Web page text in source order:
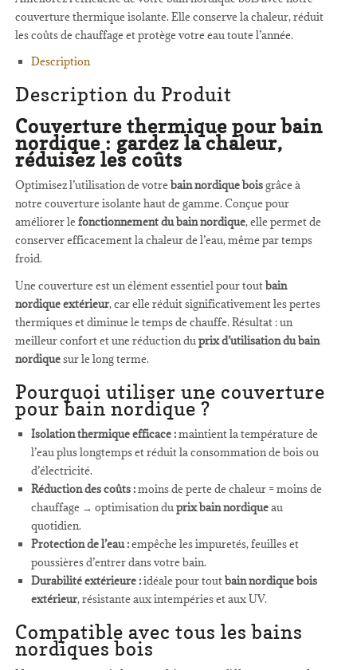
couverture thermique isolante. Elle conserve la chaleur, réduit
les coûts de chauffage et protège votre eau toute l’année.
Description
Description du Produit
Couverture thermique pour bain
nordique : gardez la chaleur,
réduisez les coûts
Optimisez l’utilisation de votrebain nordique boisgrâce à
notre couverture isolante haut de gamme. Conçue pour
améliorer lefonctionnement du bain nordique, elle permet de
conserver efficacement la chaleur de l’eau, même par temps
froid.
Une couverture est un élément essentiel pour toutbain
nordique extérieur, car elle réduit significativement les pertes
thermiques et diminue le temps de chauffe. Résultat : un
meilleur confort et une réduction duprix d’utilisation du bain
nordiquesur le long terme.
Pourquoi utiliser une couverture
pour bain nordique ?
Isolation thermique efficace :maintient la température de
l’eau plus longtemps et réduit la consommation de bois ou
d’électricité.
Réduction des coûts :moins de perte de chaleur = moins de
chauffage → optimisation duprix bain nordiqueau
quotidien.
Protection de l’eau :empêche les impuretés, feuilles et
poussières d’entrer dans votre bain.
Durabilité extérieure :idéale pour toutbain nordique bois
extérieur, résistante aux intempéries et aux UV.
Compatible avec tous les bains
nordiques bois